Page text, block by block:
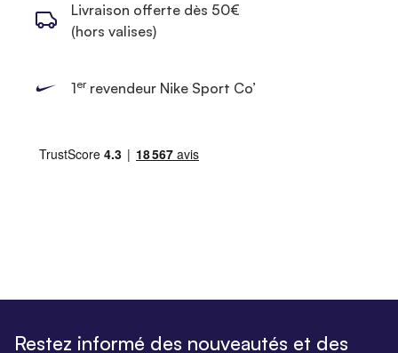
Livraison offerte dès 50€
(hors valises)
1errevendeur Nike Sport Co’
Restez informé des nouveautés et des